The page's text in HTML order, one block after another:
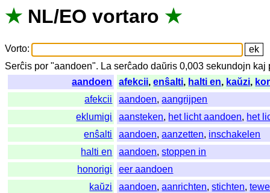
★ NL/EO vortaro ★
Vorto:
Serĉis por "aandoen". La serĉado daŭris 0,003sekundojn kaj
aandoen
afekcii,enŝalti, halti en, kaŭzi,
afekcii
aandoen,aangrijpen
eklumigi
aansteken, het licht aandoen, het
enŝalti
aandoen,aanzetten, inschakelen
halti en
aandoen,stoppen in
honorigi
eer aandoen
kaŭzi
aandoen,aanrichten,stichten,